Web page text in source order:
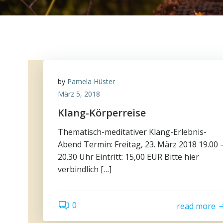
by Pamela Hüster
März 5, 2018
Klang-Körperreise
Thematisch-meditativer Klang-Erlebnis-
Abend Termin: Freitag, 23. März 2018 19.00
20.30 Uhr Eintritt: 15,00 EUR Bitte hier
verbindlich […]
0 read more